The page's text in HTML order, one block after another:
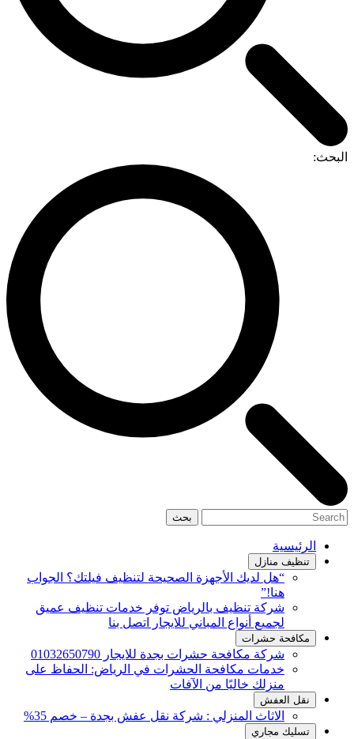
بحث
الرئيسية
تنظيف منازل
“هل لديك الأجهزة الصحيحة لتنظيف فيلتك؟ الجواب
هنا!”
شركة تنظيف بالرياض توفر خدمات تنظيف عميق
لجميع أنواع المباني للايجار اتصل بنا
مكافحة حشرات
شركة مكافحة حشرات بجدة للايجار 01032650790
خدمات مكافحة الحشرات في الرياض: الحفاظ على
منزلك خاليًا من الآفات
نقل العفش
الاثاث المنزلي : شركة نقل عفش بجدة – خصم 35%
تسليك مجاري